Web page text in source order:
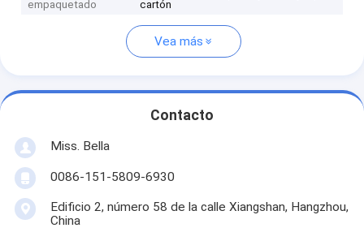
empaquetado
cartón
Vea más
Contacto
Miss. Bella
0086-151-5809-6930
Edificio 2, número 58 de la calle Xiangshan, Hangzhou,
China